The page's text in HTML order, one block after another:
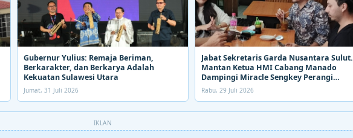
Gubernur Yulius: Remaja Beriman,
Berkarakter, dan Berkarya Adalah
Kekuatan Sulawesi Utara
Jumat, 31 Juli 2026
Jabat Sekretaris Garda Nusantara Sulut.
Mantan Ketua HMI Cabang Manado
Dampingi Miracle Sengkey Perangi
Narkoba
Rabu, 29 Juli 2026
IKLAN